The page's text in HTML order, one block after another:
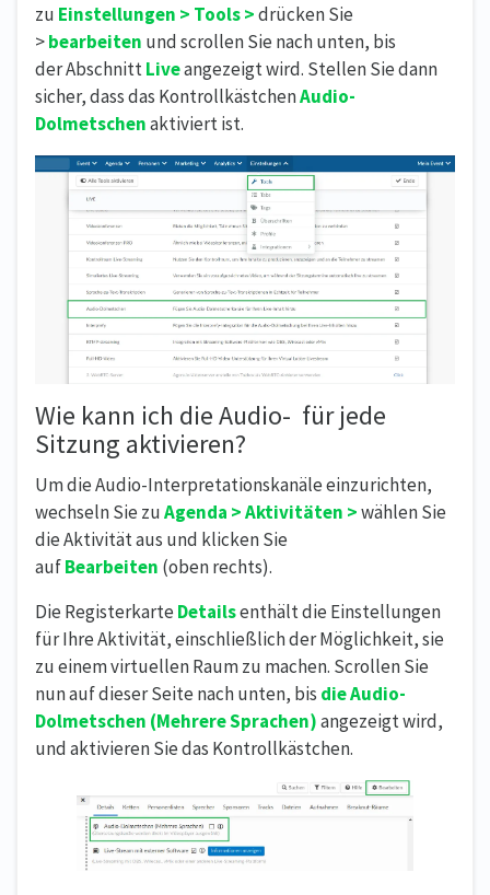
zu Einstellungen > Tools >drücken Sie
>bearbeiten und scrollen Sie nach unten, bis
der AbschnittLiveangezeigt wird. Stellen Sie dann
sicher, dass das KontrollkästchenAudio-
Dolmetschenaktiviert ist.
Wie kann ich die Audio- für jede
Sitzung aktivieren?
Um die Audio-Interpretationskanäle einzurichten,
wechseln Sie zuAgenda > Aktivitäten >wählen Sie
die Aktivität aus und klicken Sie
aufBearbeiten (oben rechts).
Die Registerkarte Detailsenthält die Einstellungen
für Ihre Aktivität, einschließlich der Möglichkeit, sie
zu einem virtuellen Raum zu machen. Scrollen Sie
nun auf dieser Seite nach unten, bis die Audio-
Dolmetschen (Mehrere Sprachen)angezeigt wird,
und aktivieren Sie das Kontrollkästchen.